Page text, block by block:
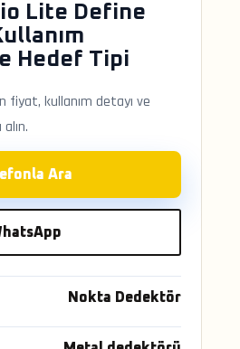
Lite Define
Hedef Tipi
fiyat, kullanım detayı ve
Ara
Nokta Dedektör